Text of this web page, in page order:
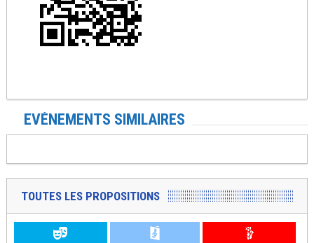
EVÉNEMENTS SIMILAIRES
TOUTES LES PROPOSITIONS